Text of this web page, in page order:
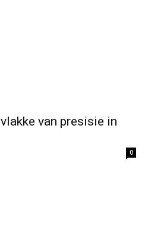
van presisie in
0